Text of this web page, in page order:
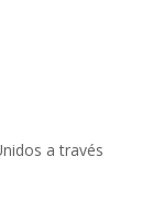
a través